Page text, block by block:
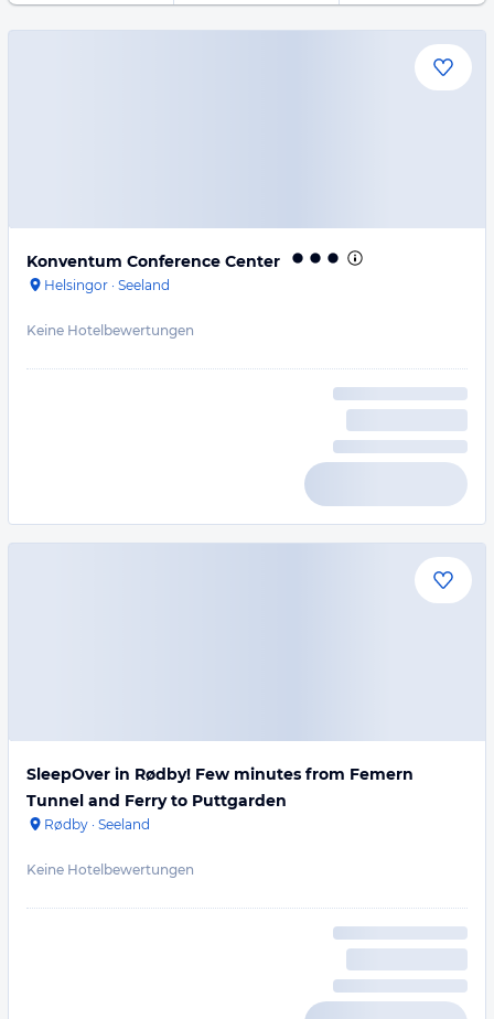
Konventum Conference Center
Helsingor · Seeland
Keine Hotelbewertungen
SleepOver in Rødby! Few minutes from Femern
Tunnel and Ferry to Puttgarden
Rødby · Seeland
Keine Hotelbewertungen